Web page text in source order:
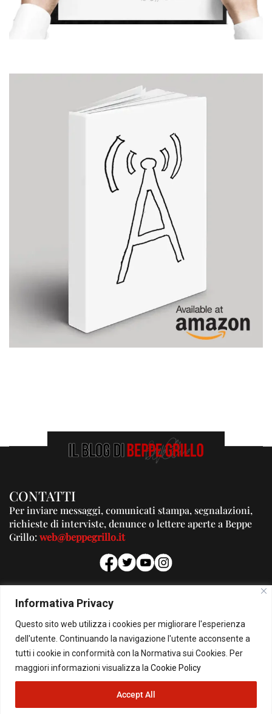
Informativa Privacy
Questo sito web utilizza i cookies per migliorare l'esperienza
dell'utente. Continuando la navigazione l'utente acconsente a
tutti i cookie in conformità con la Normativa sui Cookies. Per
maggiori informazioni visualizza la Cookie Policy
Accept All
CONTATTI
Per inviare messaggi, comunicati stampa, segnalazioni,
richieste di interviste, denunce o lettere aperte a Beppe
Grillo:web@beppegrillo.it
PUBBLICITA'
Per la tua pubblicità su questo Blog:
pubblicita@beppegrillo.it
© Copyright 2026 - Il Blog di Beppe Grillo. All Rights Reserved - Powered by
happygrafic.com